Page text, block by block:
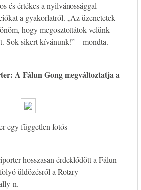
és értékes a nyilvánossággal
a gyakorlatról. „Az üzenetetek
hogy megosztottátok velünk
Sok sikert kívánunk!” – mondta.
A Fálun Gong megváltoztatja a
egy független fotós
hosszasan érdeklődött a Fálun
üldözésről a Rotary
n.